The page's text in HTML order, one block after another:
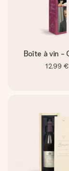
Boîte à vin -
12,99 €